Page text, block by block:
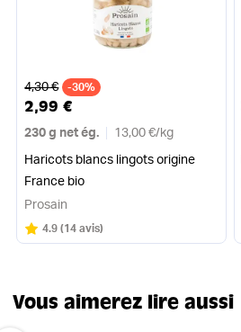
Ancien prix
4,30 € -30%
2,99 €
230 g net ég. 13,00 €/ kg
Haricots blancs lingots origine
France bio
Prosain
Note
4.9sur 5
(14 avis)
Vous aimerez lire aussi